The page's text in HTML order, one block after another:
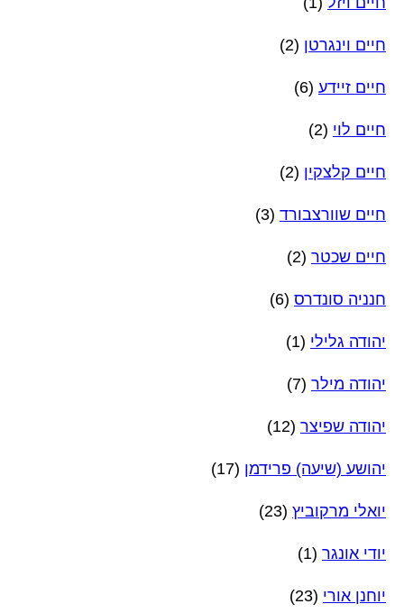
חיים וינגרטן (2)
חיים זיידע (6)
חיים לוי (2)
חיים קלצקין (2)
חיים שוורצבורד (3)
חיים שכטר (2)
חנניה סונדרס (6)
יהודה גלילי (1)
יהודה מילר (7)
יהודה שפיצר (12)
יהושע (שיעה) פרידמן (17)
יואלי מרקוביץ (23)
יודי אונגר (1)
יוחנן אורי (23)